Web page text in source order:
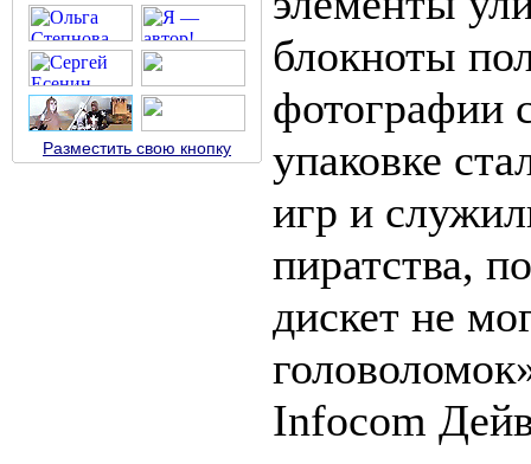
Разместить свою кнопку
блокноты
фотографии
упаковке
игр и
пиратства,
дискет не
Infocom